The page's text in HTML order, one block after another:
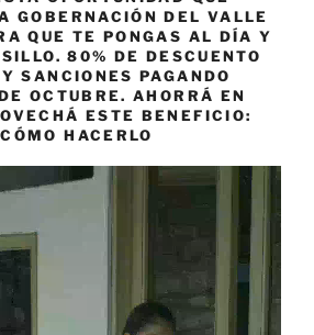
GOBERNACIÓN DEL VALLE
QUE TE PONGAS AL DÍA Y
80% DE DESCUENTO
SANCIONES PAGANDO
OCTUBRE. AHORRÁ EN
ESTE BENEFICIO:
HACERLO